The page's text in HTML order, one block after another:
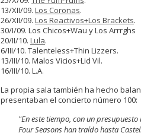
13/XII/09. Los Coronas.
26/XII/09. Los Reactivos+Los Brackets.
30/I/09. Los Chicos+Wau y Los Arrrghs
20/II/10. Lula.
6/III/10. Talenteless+Thin Lizzers.
13/III/10. Malos Vicios+Lid Vil.
16/III/10. L.A.
La propia sala también ha hecho
presentaban el concierto número 100:
"En este tiempo, con un
Four Seasons han traído hasta